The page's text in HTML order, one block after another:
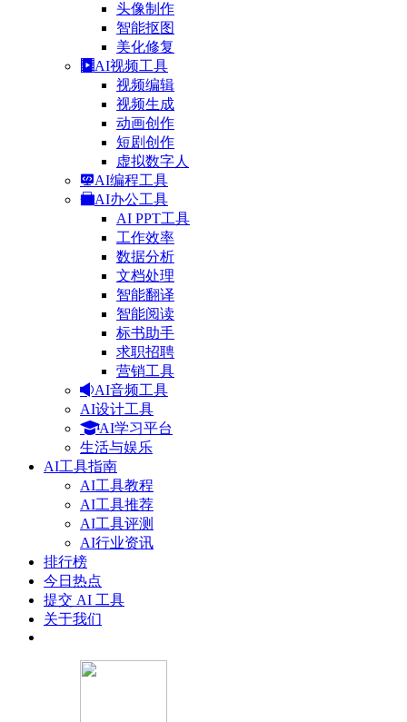
头像制作
智能抠图
美化修复
AI视频工具
视频编辑
视频生成
动画创作
短剧创作
虚拟数字人
AI编程工具
AI办公工具
AI PPT工具
工作效率
数据分析
文档处理
智能翻译
智能阅读
标书助手
求职招聘
营销工具
AI音频工具
AI设计工具
AI学习平台
生活与娱乐
AI工具指南
AI工具教程
AI工具推荐
AI工具评测
AI行业资讯
排行榜
今日热点
提交 AI 工具
关于我们